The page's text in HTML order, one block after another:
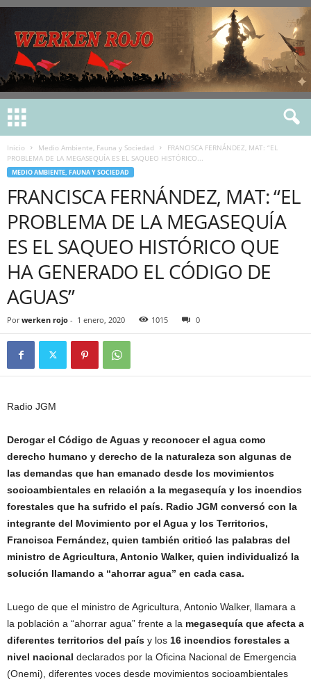
Inicio Medio Ambiente, Fauna y Sociedad
FRANCISCA FERNÁNDEZ, MAT: “EL
PROBLEMA DE LA MEGASEQUÍA ES EL SAQUEO HISTÓRICO...
MEDIO AMBIENTE, FAUNA Y SOCIEDAD
FRANCISCA FERNÁNDEZ, MAT: “EL
PROBLEMA DE LA MEGASEQUÍA
ES EL SAQUEO HISTÓRICO QUE
HA GENERADO EL CÓDIGO DE
AGUAS”
Por werken rojo - 1 enero, 2020 1015 0
Radio JGM
Derogar el Código de Aguas y reconocer el agua como
derecho humano y derecho de la naturaleza son algunas de
las demandas que han emanado desde los movimientos
socioambientales en relación a la megasequía y los incendios
forestales que ha sufrido el país. Radio JGM conversó con la
integrante del Movimiento por el Agua y los Territorios,
Francisca Fernández, quien también criticó las palabras del
ministro de Agricultura, Antonio Walker, quien individualizó la
solución llamando a “ahorrar agua” en cada casa.
Luego de que el ministro de Agricultura, Antonio Walker, llamara a
la población a “ahorrar agua” frente a la megasequía que afecta a
diferentes territorios del país y los 16 incendios forestales a
nivel nacional declarados por la Oficina Nacional de Emergencia
(Onemi), diferentes voces desde movimientos socioambientales